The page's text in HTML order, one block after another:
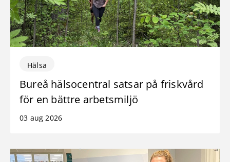
Hälsa
Bureå hälsocentral satsar på friskvård
för en bättre arbetsmiljö
03 aug 2026